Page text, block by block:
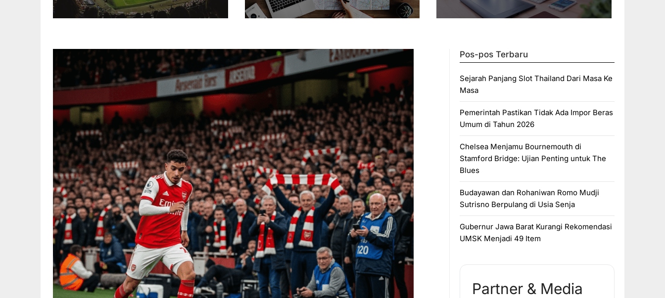
Pos-pos Terbaru
Sejarah Panjang Slot Thailand Dari Masa Ke
Masa
Pemerintah Pastikan Tidak Ada Impor Beras
Umum di Tahun 2026
Chelsea Menjamu Bournemouth di
Stamford Bridge: Ujian Penting untuk The
Blues
Budayawan dan Rohaniwan Romo Mudji
Sutrisno Berpulang di Usia Senja
Gubernur Jawa Barat Kurangi Rekomendasi
UMSK Menjadi 49 Item
Partner & Media